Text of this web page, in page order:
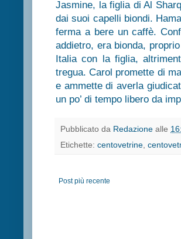
Jasmine, la figlia di Al
dai suoi capelli biondi.
ferma a bere un caffè.
addietro, era bionda,
Italia con la figlia,
tregua. Carol promette di
e ammette di averla
un po’ di tempo libero da
Pubblicato da Redazione alle
Etichette: centovetrine
Post più recente